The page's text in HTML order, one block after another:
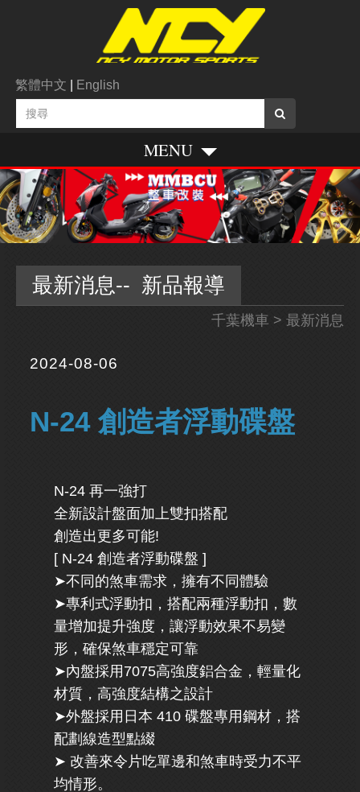
繁體中文 English
MENU
最新消息-- 新品報導
千葉機車 > 最新消息
2024-08-06
N-24 創造者浮動碟盤
N-24 再一強打
全新設計盤面加上雙扣搭配
創造出更多可能!
[ N-24 創造者浮動碟盤 ]
➤不同的煞車需求，擁有不同體驗
➤專利式浮動扣，搭配兩種浮動扣，數
量增加提升強度，讓浮動效果不易變
形，確保煞車穩定可靠
➤內盤採用7075高強度鋁合金，輕量化
材質，高強度結構之設計
➤外盤採用日本 410 碟盤專用鋼材，搭
配劃線造型點綴
➤ 改善來令片吃單邊和煞車時受力不平
均情形。